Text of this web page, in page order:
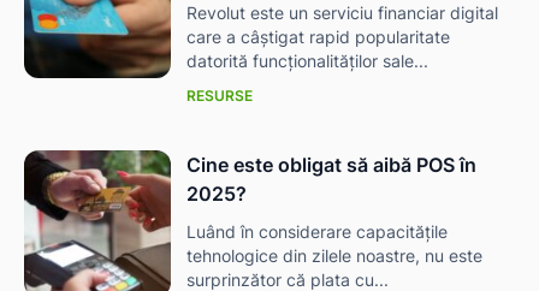
Revolut este un serviciu financiar digital
care a câștigat rapid popularitate
datorită funcționalităților sale...
RESURSE
Cine este obligat să aibă POS în
2025?
Luând în considerare capacitățile
tehnologice din zilele noastre, nu este
surprinzător că plata cu...